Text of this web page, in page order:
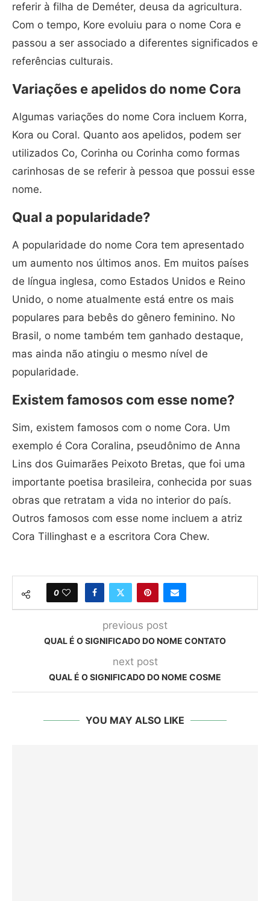
referir à filha de Deméter, deusa da agricultura.
Com o tempo, Kore evoluiu para o nome Cora e
passou a ser associado a diferentes significados e
referências culturais.
Variações e apelidos do nome Cora
Algumas variações do nome Cora incluem Korra,
Kora ou Coral. Quanto aos apelidos, podem ser
utilizados Co, Corinha ou Corinha como formas
carinhosas de se referir à pessoa que possui esse
nome.
Qual a popularidade?
A popularidade do nome Cora tem apresentado
um aumento nos últimos anos. Em muitos países
de língua inglesa, como Estados Unidos e Reino
Unido, o nome atualmente está entre os mais
populares para bebês do gênero feminino. No
Brasil, o nome também tem ganhado destaque,
mas ainda não atingiu o mesmo nível de
popularidade.
Existem famosos com esse nome?
Sim, existem famosos com o nome Cora. Um
exemplo é Cora Coralina, pseudônimo de Anna
Lins dos Guimarães Peixoto Bretas, que foi uma
importante poetisa brasileira, conhecida por suas
obras que retratam a vida no interior do país.
Outros famosos com esse nome incluem a atriz
Cora Tillinghast e a escritora Cora Chew.
0
previous post
QUAL É O SIGNIFICADO DO NOME CONTATO
next post
QUAL É O SIGNIFICADO DO NOME COSME
YOU MAY ALSO LIKE